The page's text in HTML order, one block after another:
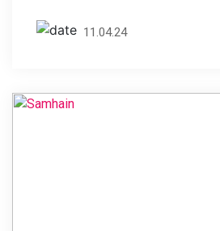
11.04.24